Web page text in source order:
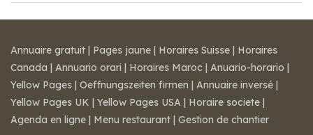
Annuaire gratuit | Pages jaune | Horaires Suisse | Horaires
Canada | Annuario orari | Horaires Maroc | Anuario-horario |
Yellow Pages | Oeffnungszeiten firmen | Annuaire inversé |
Yellow Pages UK | Yellow Pages USA | Horaire societe |
Agenda en ligne | Menu restaurant | Gestion de chantier